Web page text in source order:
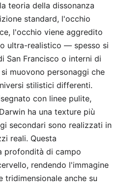
teoria della dissonanza
standard, l'occhio
l'occhio viene aggredito
ultra-realistico — spesso si
San Francisco o interni di
muovono personaggi che
stilistici differenti.
con linee pulite,
ha una texture più
secondari sono realizzati in
reali. Questa
profondità di campo
rendendo l'immagine
tridimensionale anche su